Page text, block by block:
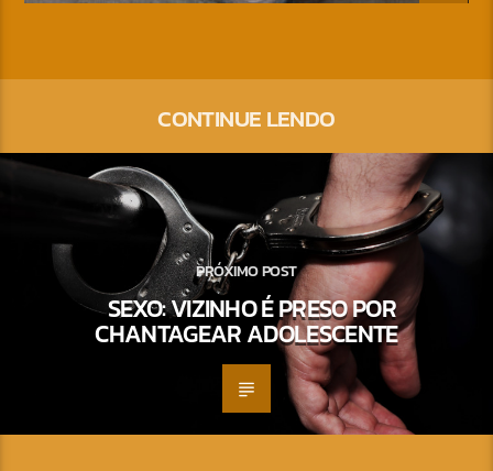
CONTINUE LENDO
PRÓXIMO POST
SEXO: VIZINHO É PRESO POR
CHANTAGEAR ADOLESCENTE